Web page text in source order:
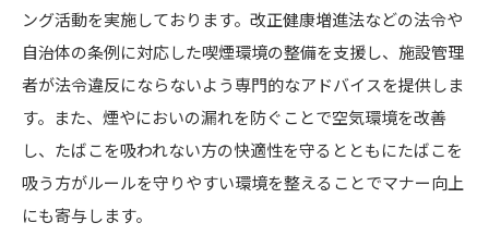
ング活動を実施しております。改正健康増進法などの法令や
自治体の条例に対応した喫煙環境の整備を支援し、施設管理
者が法令違反にならないよう専門的なアドバイスを提供しま
す。また、煙やにおいの漏れを防ぐことで空気環境を改善
し、たばこを吸われない方の快適性を守るとともにたばこを
吸う方がルールを守りやすい環境を整えることでマナー向上
にも寄与します。